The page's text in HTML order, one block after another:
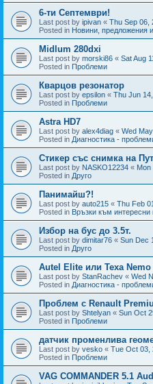
6-ти Септември!
Last post by ipivan « Thu Sep 06,
Posted in Новини, предложения
Midlum 280dxi
Last post by morski86 « Sat Aug
Posted in Проблеми
Кварцов резонатор
Last post by epsilon « Thu Jun
Posted in Проблеми
Astra HD7
Last post by alex4diag « Wed
Posted in Диагностика -
Стикер със снимка на
Last post by NASKO12234 « Mon
Posted in Друго
Панимайш?!
Last post by auto215 « Thu Feb
Posted in Връзки към интересни
Избор на бус до 3.5т.
Last post by dimitar76 « Sun Dec
Posted in Друго
Autel Elite или Texa Nemo
Last post by StanRachev « Wed
Posted in Диагностика -
Проблем с Renault
Last post by Shtelyan « Sun Oct
Posted in Проблеми
датчик променлива
Last post by vesko « Tue Oct 03,
Posted in Проблеми
VAG COMMANDER 5.1